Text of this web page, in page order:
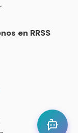
en RRSS